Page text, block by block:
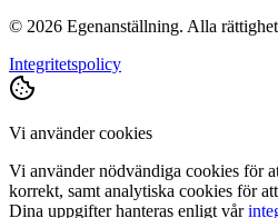
© 2026 Egenanställning. Alla
Integritetspolicy
Vi använder cookies
Vi använder nödvändiga cookies för
korrekt, samt analytiska cookies för
Dina uppgifter hanteras enligt vår